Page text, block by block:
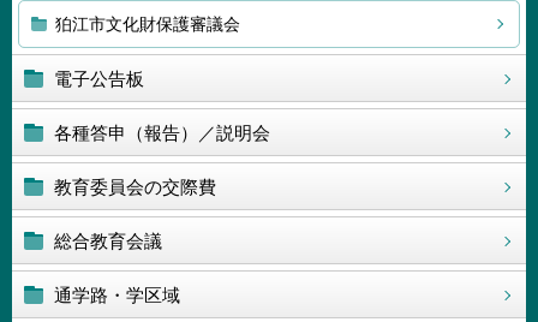
狛江市文化財保護審議会
電子公告板
各種答申（報告）／説明会
教育委員会の交際費
総合教育会議
通学路・学区域